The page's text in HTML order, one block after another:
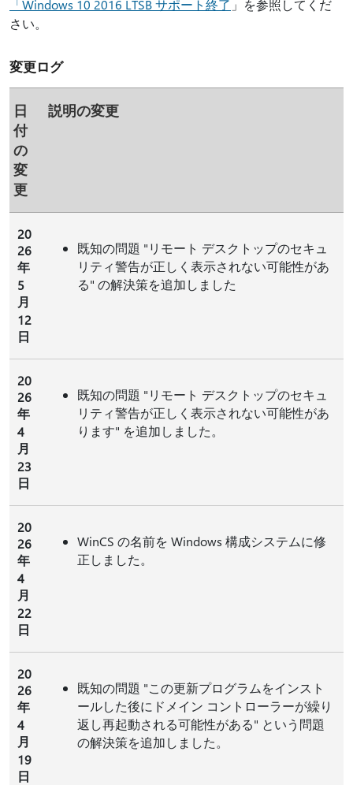
「Windows 10 2016 LTSB サポート終了 」を参照してくだ
さい。
変更ログ
日
付
の
変
更
説明の変更
20
26
年
5
月
12
日
既知の問題 "リモート デスクトップのセキュ
リティ警告が正しく表示されない可能性があ
る" の解決策を追加しました
20
26
年
4
月
23
日
既知の問題 "リモート デスクトップのセキュ
リティ警告が正しく表示されない可能性があ
ります" を追加しました。
20
26
年
4
月
22
日
WinCS の名前を Windows 構成システムに修
正しました。
20
26
年
4
月
19
日
既知の問題 "この更新プログラムをインスト
ールした後にドメイン コントローラーが繰り
返し再起動される可能性がある" という問題
の解決策を追加しました。